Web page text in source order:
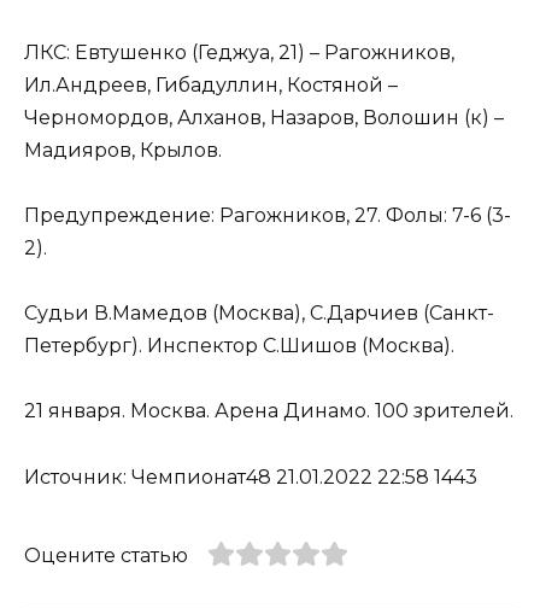
ЛКС: Евтушенко (Геджуа, 21) – Рагожников,
Ил.Андреев, Гибадуллин, Костяной –
Черномордов, Алханов, Назаров, Волошин (к) –
Мадияров, Крылов.
Предупреждение: Рагожников, 27. Фолы: 7-6 (3-
2).
Судьи В.Мамедов (Москва), С.Дарчиев (Санкт-
Петербург). Инспектор С.Шишов (Москва).
21 января. Москва. Арена Динамо. 100 зрителей.
Источник: Чемпионат48 21.01.2022 22:58 1443
Оцените статью